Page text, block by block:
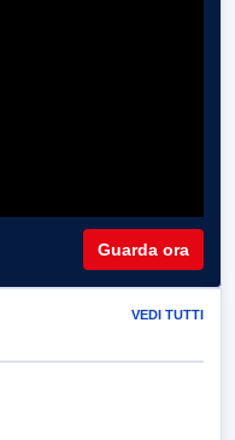
Guarda ora
VEDI TUTTI